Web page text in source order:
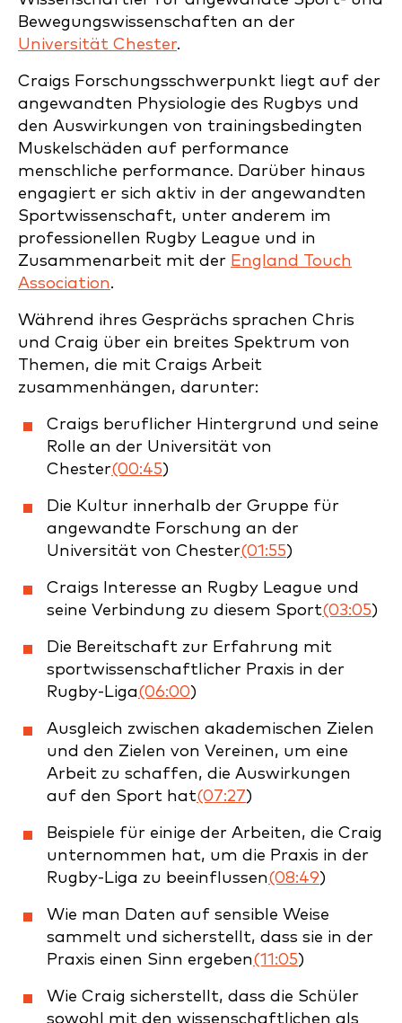
Bewegungswissenschaften an der
Universität Chester.
Craigs Forschungsschwerpunkt liegt auf der
angewandten Physiologie des Rugbys und
den Auswirkungen von trainingsbedingten
Muskelschäden auf performance
menschliche performance. Darüber hinaus
engagiert er sich aktiv in der angewandten
Sportwissenschaft, unter anderem im
professionellen Rugby League und in
Zusammenarbeit mit der England Touch
Association.
Während ihres Gesprächs sprachen Chris
und Craig über ein breites Spektrum von
Themen, die mit Craigs Arbeit
zusammenhängen, darunter:
Craigs beruflicher Hintergrund und seine
Rolle an der Universität von
Chester(00:45)
Die Kultur innerhalb der Gruppe für
angewandte Forschung an der
Universität von Chester(01:55)
Craigs Interesse an Rugby League und
seine Verbindung zu diesem Sport(03:05)
Die Bereitschaft zur Erfahrung mit
sportwissenschaftlicher Praxis in der
Rugby-Liga(06:00)
Ausgleich zwischen akademischen Zielen
und den Zielen von Vereinen, um eine
Arbeit zu schaffen, die Auswirkungen
auf den Sport hat(07:27)
Beispiele für einige der Arbeiten, die Craig
unternommen hat, um die Praxis in der
Rugby-Liga zu beeinflussen(08:49)
Wie man Daten auf sensible Weise
sammelt und sicherstellt, dass sie in der
Praxis einen Sinn ergeben(11:05)
Wie Craig sicherstellt, dass die Schüler
sowohl mit den wissenschaftlichen als